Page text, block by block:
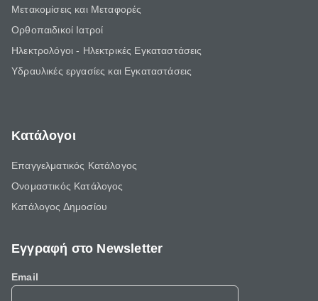
Μετακομίσεις και Μεταφορές
Ορθοπαιδικοί Ιατροί
Ηλεκτρολόγοι - Ηλεκτρικές Εγκαταστάσεις
Υδραυλικές εργασίες και Εγκαταστάσεις
Κατάλογοι
Επαγγελματικός Κατάλογος
Ονομαστικός Κατάλογος
Κατάλογος Δημοσίου
Εγγραφή στο Newsletter
Email